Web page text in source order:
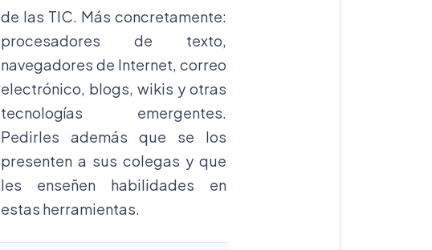
de las TIC. Más concretamente:
procesadores de texto,
navegadores de Internet, correo
electrónico, blogs, wikis y otras
tecnologías emergentes.
Pedirles además que se los
presenten a sus colegas y que
les enseñen habilidades en
estas herramientas.